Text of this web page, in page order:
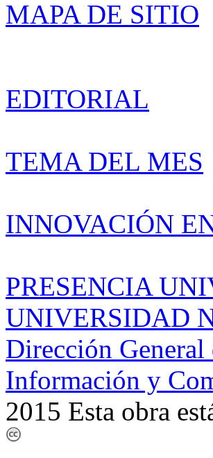
MAPA DE SITIO
EDITORIAL
TEMA DEL MES
INNOVACIÓN
PRESENCIA
UNIVERSIDAD
Dirección General
Información y
2015 Esta obra